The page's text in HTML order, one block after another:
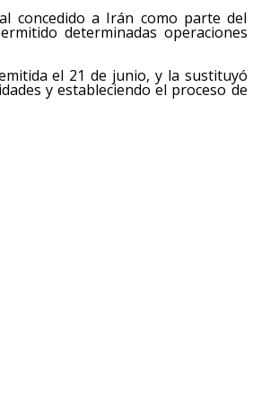
concedido a Irán como parte del
determinadas operaciones
el 21 de junio, y la sustituyó
y estableciendo el proceso de